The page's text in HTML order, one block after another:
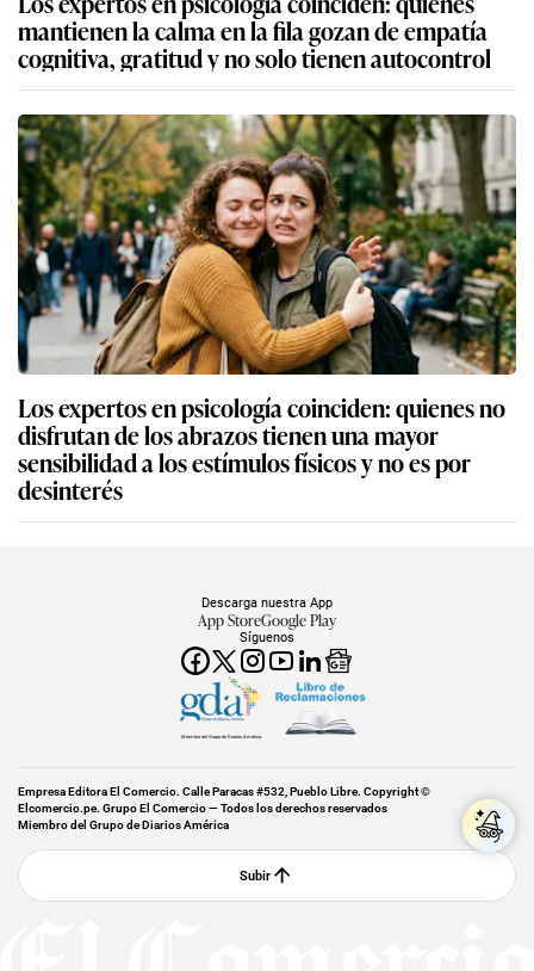
mantienen la calma en la fila gozan de empatía
cognitiva, gratitud y no solo tienen autocontrol
Los expertos en psicología coinciden: quienes no
disfrutan de los abrazos tienen una mayor
sensibilidad a los estímulos físicos y no es por
desinterés
Síguenos
Descarga nuestra App
App StoreGoogle Play
Miembro del Grupo de Diarios América
Empresa Editora El Comercio. Calle Paracas #532, Pueblo Libre. Copyright ©
Elcomercio.pe. Grupo El Comercio — Todos los derechos reservados
Miembro del Grupo de Diarios América
Subir